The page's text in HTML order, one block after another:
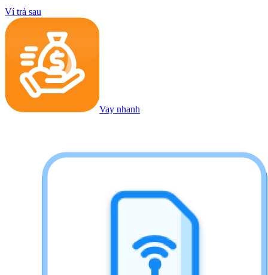
Ví trả sau
Vay nhanh